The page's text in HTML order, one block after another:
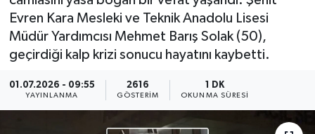
Evren Kara Mesleki ve Teknik Anadolu Lisesi
Müdür Yardımcısı Mehmet Barış Solak (50),
geçirdiği kalp krizi sonucu hayatını kaybetti.
01.07.2026 - 09:55
YAYINLANMA
2616
GÖSTERIM
1 DK
OKUNMA SÜRESI
KÜLTÜR SANAT
YAŞAM
LIFE
SARIGÖL
SARUHANLI
SELENDİ
KÖPRÜBAŞI
KULA
SALİHLİ
EKONOMİ
EĞİTİM
KÜLTÜR SANAT